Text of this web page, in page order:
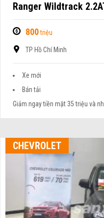
Ranger Wildtrack
800triệu
TP Hồ Chí Minh
Xe mới
Bán tải
Giảm ngay tiền mặt 35 triệu và
CHEVROLET